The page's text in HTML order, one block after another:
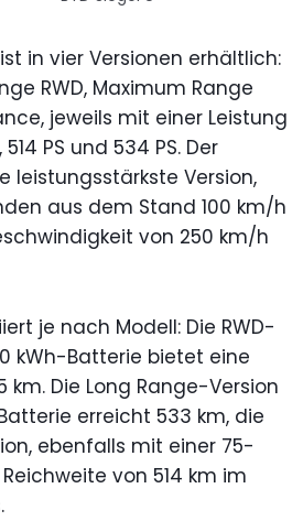
in vier Versionen erhältlich:
RWD, Maximum Range
jeweils mit einer Leistung
PS und 534 PS. Der
leistungsstärkste Version,
aus dem Stand 100 km/h
von 250 km/h
je nach Modell: Die RWD-
kWh-Batterie bietet eine
km. Die Long Range-Version
erreicht 533 km, die
ebenfalls mit einer 75-
von 514 km im